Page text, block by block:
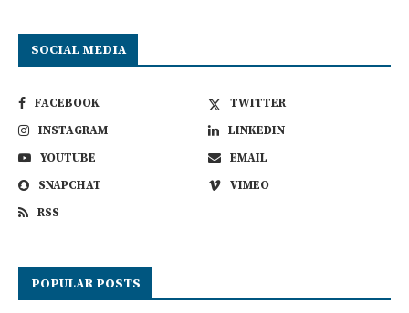
SOCIAL MEDIA
FACEBOOK
TWITTER
INSTAGRAM
LINKEDIN
YOUTUBE
EMAIL
SNAPCHAT
VIMEO
RSS
POPULAR POSTS